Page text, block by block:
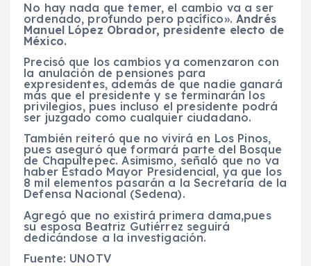
No hay nada que temer, el cambio va a ser
ordenado, profundo pero pacífico». Andrés
Manuel López Obrador, presidente electo de
México.
Precisó que los cambios ya comenzaron con
la anulación de pensiones para
expresidentes, además de que nadie ganará
más que el presidente y se terminarán los
privilegios, pues incluso el presidente podrá
ser juzgado como cualquier ciudadano.
También reiteró que no vivirá en Los Pinos,
pues aseguró que formará parte del Bosque
de Chapultepec. Asimismo, señaló que no va
haber Estado Mayor Presidencial, ya que los
8 mil elementos pasarán a la Secretaría de la
Defensa Nacional (Sedena).
Agregó que no existirá primera dama,pues
su esposa Beatriz Gutiérrez seguirá
dedicándose a la investigación.
Fuente: UNOTV